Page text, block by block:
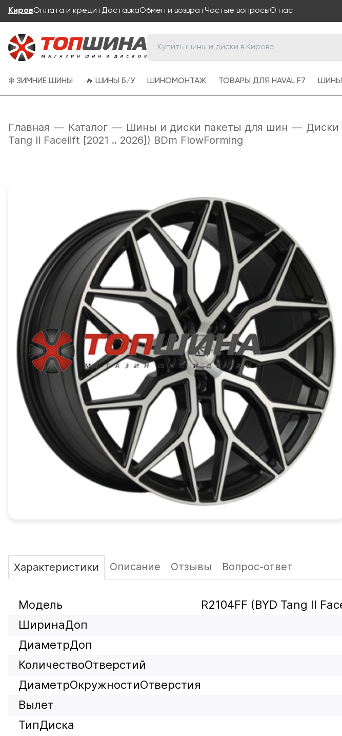
КировОплата и кредитДоставкаОбмен и возвратЧастые вопросыО нас
❄️ ЗИМНИЕ ШИНЫ 🔥 ШИНЫ Б/У ШИНОМОНТАЖ ТОВАРЫ ДЛЯ HAVAL F7 ШИНЫ
Главная — Каталог — Шины и диски пакеты для шин — Диски
Tang II Facelift [2021 .. 2026]) BDm FlowForming
Характеристики Описание Отзывы Вопрос-ответ
Модель
R2104FF (BYD Tang II
ШиринаДоп
ДиаметрДоп
КоличествоОтверстий
ДиаметрОкружностиОтверстия
Вылет
ТипДиска